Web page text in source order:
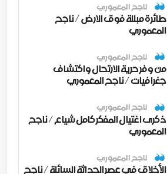
ناجح المعموري
طائرة مبللة فوق الارض / ناجح
المعموري
ناجح المعموري
من وفر حرية الارتحال واكتشاف
جغرافيات / ناجح المعموري
ناجح المعموري
ذكرى اغتيال المفكر كامل شياع / ناجح
المعموري
ناجح المعموري
الأخلاق في عصر الحداثة السائلة / ناجح